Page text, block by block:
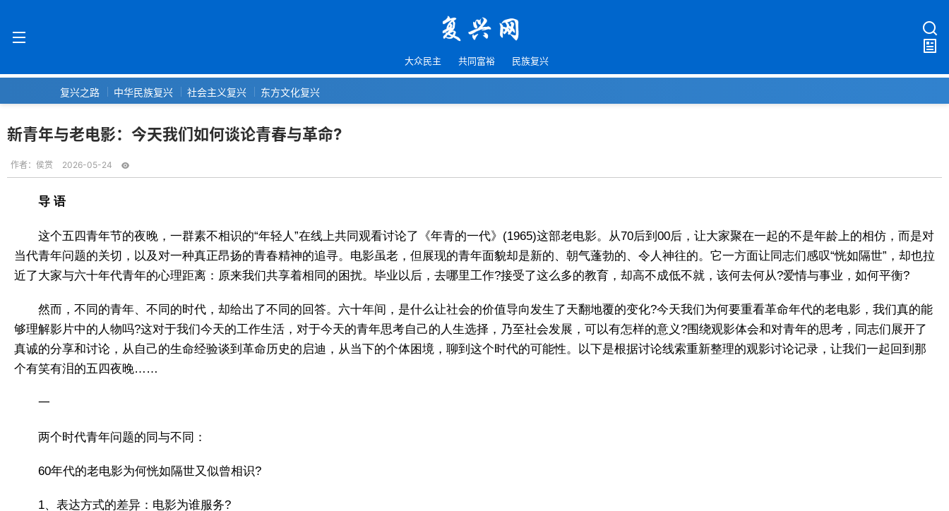
大众民主 共同富裕 民族复兴
复兴之路 中华民族复兴 社会主义复兴 东方文化复兴
新青年与老电影：今天我们如何谈论青春与革命?
作者： 侯赏 2026-05-24
导 语
这个五四青年节的夜晚，一群素不相识的“年轻人”在线上共同观看讨论了《年青的一代》(1965)这部老电影。从70后到00后，让大家聚在一起的不是年龄上的相仿，而是对
当代青年问题的关切，以及对一种真正昂扬的青春精神的追寻。电影虽老，但展现的青年面貌却是新的、朝气蓬勃的、令人神往的。它一方面让同志们感叹“恍如隔世”，却也拉
近了大家与六十年代青年的心理距离：原来我们共享着相同的困扰。毕业以后，去哪里工作?接受了这么多的教育，却高不成低不就，该何去何从?爱情与事业，如何平衡?
然而，不同的青年、不同的时代，却给出了不同的回答。六十年间，是什么让社会的价值导向发生了天翻地覆的变化?今天我们为何要重看革命年代的老电影，我们真的能
够理解影片中的人物吗?这对于我们今天的工作生活，对于今天的青年思考自己的人生选择，乃至社会发展，可以有怎样的意义?围绕观影体会和对青年的思考，同志们展开了
真诚的分享和讨论，从自己的生命经验谈到革命历史的启迪，从当下的个体困境，聊到这个时代的可能性。以下是根据讨论线索重新整理的观影讨论记录，让我们一起回到那
个有笑有泪的五四夜晚……
一
两个时代青年问题的同与不同：
60年代的老电影为何恍如隔世又似曾相识?
1、表达方式的差异：电影为谁服务?